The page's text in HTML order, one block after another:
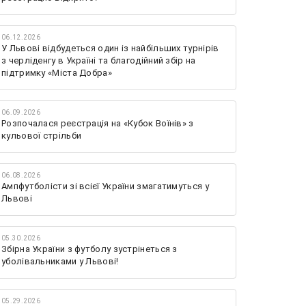
06.12.2026
У Львові відбудеться один із найбільших турнірів
з черліденгу в Україні та благодійний збір на
підтримку «Міста Добра»
06.09.2026
Розпочалася реєстрація на «Кубок Воїнів» з
кульової стрільби
06.08.2026
Ампфутболісти зі всієї України змагатимуться у
Львові
05.30.2026
Збірна України з футболу зустрінеться з
уболівальниками у Львові!
05.29.2026